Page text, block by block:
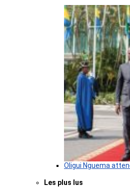
Oligui Nguema
Les plus lus